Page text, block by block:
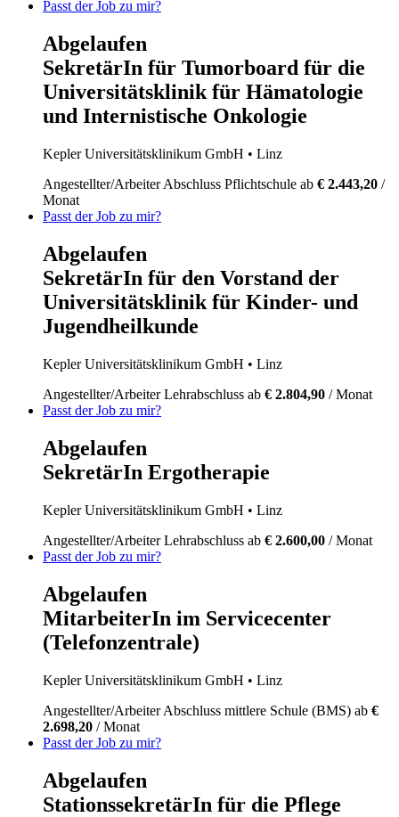
Passt der Job zu mir?
Abgelaufen
SekretärIn für Tumorboard für die
Universitätsklinik für Hämatologie
und Internistische Onkologie
Kepler Universitätsklinikum GmbH • Linz
Angestellter/ArbeiterAbschluss Pflichtschule ab € 2.443,20 /
Monat
Passt der Job zu mir?
Abgelaufen
SekretärIn für den Vorstand der
Universitätsklinik für Kinder- und
Jugendheilkunde
Kepler Universitätsklinikum GmbH • Linz
Angestellter/ArbeiterLehrabschluss ab € 2.804,90 / Monat
Passt der Job zu mir?
Abgelaufen
SekretärIn Ergotherapie
Kepler Universitätsklinikum GmbH • Linz
Angestellter/ArbeiterLehrabschluss ab € 2.600,00 / Monat
Passt der Job zu mir?
Abgelaufen
MitarbeiterIn im Servicecenter
(Telefonzentrale)
Kepler Universitätsklinikum GmbH • Linz
Angestellter/ArbeiterAbschluss mittlere Schule (BMS) ab €
2.698,20 / Monat
Passt der Job zu mir?
Abgelaufen
StationssekretärIn für die Pflege